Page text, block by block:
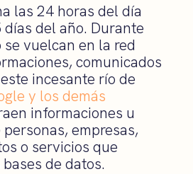
las 24 horas del día
del año. Durante
vuelcan en la red
comunicados
incesante río de
y los demás
informaciones u
empresas,
o servicios que
de datos.